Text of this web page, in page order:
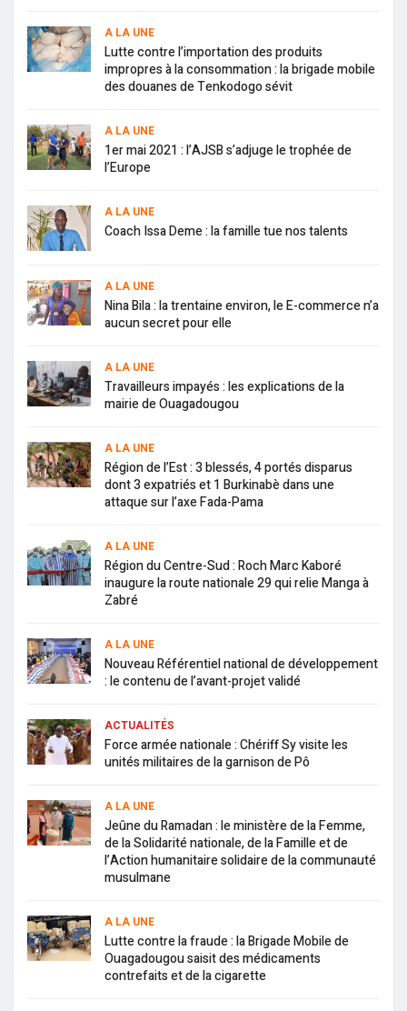
A LA UNE
Lutte contre l’importation des produits
impropres à la consommation : la brigade mobile
des douanes de Tenkodogo sévit
A LA UNE
1er mai 2021 : l’AJSB s’adjuge le trophée de
l’Europe
A LA UNE
Coach Issa Deme : la famille tue nos talents
A LA UNE
Nina Bila : la trentaine environ, le E-commerce n’a
aucun secret pour elle
A LA UNE
Travailleurs impayés : les explications de la
mairie de Ouagadougou
A LA UNE
Région de l’Est : 3 blessés, 4 portés disparus
dont 3 expatriés et 1 Burkinabè dans une
attaque sur l’axe Fada-Pama
A LA UNE
Région du Centre-Sud : Roch Marc Kaboré
inaugure la route nationale 29 qui relie Manga à
Zabré
A LA UNE
Nouveau Référentiel national de développement
: le contenu de l’avant-projet validé
ACTUALITÉS
Force armée nationale : Chériff Sy visite les
unités militaires de la garnison de Pô
A LA UNE
Jeûne du Ramadan : le ministère de la Femme,
de la Solidarité nationale, de la Famille et de
l’Action humanitaire solidaire de la communauté
musulmane
A LA UNE
Lutte contre la fraude : la Brigade Mobile de
Ouagadougou saisit des médicaments
contrefaits et de la cigarette